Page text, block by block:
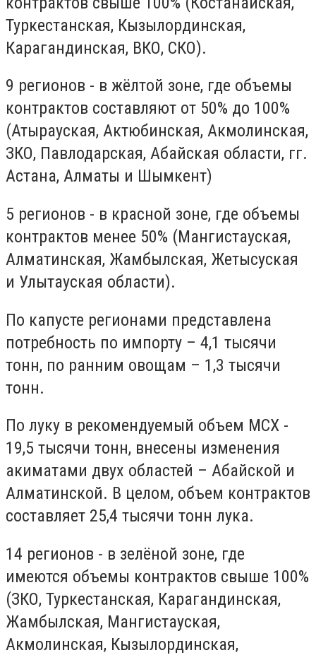
Туркестанская, Кызылординская,
Карагандинская, ВКО, СКО).
9 регионов - в жёлтой зоне, где объемы
контрактов составляют от 50% до 100%
(Атырауская, Актюбинская, Акмолинская,
ЗКО, Павлодарская, Абайская области, гг.
Астана, Алматы и Шымкент)
5 регионов - в красной зоне, где объемы
контрактов менее 50% (Мангистауская,
Алматинская, Жамбылская, Жетысуская
и Улытауская области).
По капусте регионами представлена
потребность по импорту – 4,1 тысячи
тонн, по ранним овощам – 1,3 тысячи
тонн.
По луку в рекомендуемый объем МСХ -
19,5 тысячи тонн, внесены изменения
акиматами двух областей – Абайской и
Алматинской. В целом, объем контрактов
составляет 25,4 тысячи тонн лука.
14 регионов - в зелёной зоне, где
имеются объемы контрактов свыше 100%
(ЗКО, Туркестанская, Карагандинская,
Жамбылская, Мангистауская,
Акмолинская, Кызылординская,